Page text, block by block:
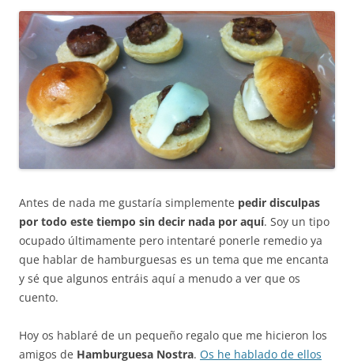
Antes de nada me gustaría simplemente pedir disculpas
por todo este tiempo sin decir nada por aquí. Soy un tipo
ocupado últimamente pero intentaré ponerle remedio ya
que hablar de hamburguesas es un tema que me encanta
y sé que algunos entráis aquí a menudo a ver que os
cuento.
Hoy os hablaré de un pequeño regalo que me hicieron los
amigos de Hamburguesa Nostra. Os he hablado de ellos